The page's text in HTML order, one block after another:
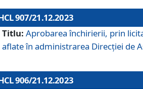
907/21.12.2023
Titlu: Aprobarea închirierii, prin
aflate în administrarea Direcției de
906/21.12.2023